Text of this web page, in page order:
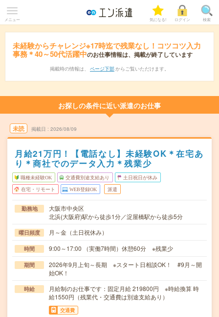
メニュー 気になる! ログイン 検索
未経験からチャレンジ※17時迄で残業なし！コツコツ入力
事務＊40～50代活躍中のお仕事情報は、掲載が終了しています
掲載時の情報は、 ページ下部 からご覧いただけます。
お探しの条件に近い派遣のお仕事
未読 掲載日 2026/08/09
月給21万円！【電話なし】未経験OK＊在宅あ
り＊商社でのデータ入力＊残業少
職種未経験OK 交通費別途支給あり 土日祝日が休み
在宅・リモート WEB登録OK 派遣
勤務地
大阪市中央区
北浜(大阪府)駅から徒歩1分／淀屋橋駅から徒歩5分
曜日頻度 月～金（土日祝休み）
時間 9:00～17:00 （実働7時間）休憩60分 ※残業少
期間
2026年9月上旬～長期 ※スタート日相談OK！ #9月～開
始OK！
時給
月給制のお仕事です：固定月給 219800円 ※時給換算 時
給1550円（残業代・交通費は別途支給あり）
交通費